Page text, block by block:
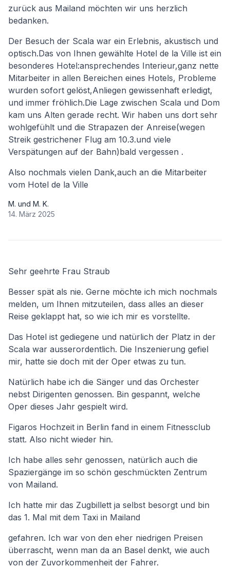
zurück aus Mailand möchten wir uns herzlich
bedanken.
Der Besuch der Scala war ein Erlebnis, akustisch und
optisch.Das von Ihnen gewählte Hotel de la Ville ist ein
besonderes Hotel:ansprechendes Interieur,ganz nette
Mitarbeiter in allen Bereichen eines Hotels, Probleme
wurden sofort gelöst,Anliegen gewissenhaft erledigt,
und immer fröhlich.Die Lage zwischen Scala und Dom
kam uns Alten gerade recht. Wir haben uns dort sehr
wohlgefühlt und die Strapazen der Anreise(wegen
Streik gestrichener Flug am 10.3.und viele
Verspätungen auf der Bahn)bald vergessen .
Also nochmals vielen Dank,auch an die Mitarbeiter
vom Hotel de la Ville
M. und M. K.
14. März 2025
Sehr geehrte Frau Straub
Besser spät als nie. Gerne möchte ich mich nochmals
melden, um Ihnen mitzuteilen, dass alles an dieser
Reise geklappt hat, so wie ich mir es vorstellte.
Das Hotel ist gediegene und natürlich der Platz in der
Scala war ausserordentlich. Die Inszenierung gefiel
mir, hatte sie doch mit der Oper etwas zu tun.
Natürlich habe ich die Sänger und das Orchester
nebst Dirigenten genossen. Bin gespannt, welche
Oper dieses Jahr gespielt wird.
Figaros Hochzeit in Berlin fand in einem Fitnessclub
statt. Also nicht wieder hin.
Ich habe alles sehr genossen, natürlich auch die
Spaziergänge im so schön geschmückten Zentrum
von Mailand.
Ich hatte mir das Zugbillett ja selbst besorgt und bin
das 1. Mal mit dem Taxi in Mailand
gefahren. Ich war von den eher niedrigen Preisen
überrascht, wenn man da an Basel denkt, wie auch
von der Zuvorkommenheit der Fahrer.